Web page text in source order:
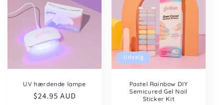
UV hærdende lampe
Normalpris
$24.95 AUD
Udsalg
Pastel Rainbow DIY
Semicured Gel Nail
Sticker Kit